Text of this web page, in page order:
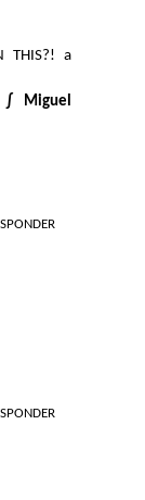
THIS?! a
∫
Miguel